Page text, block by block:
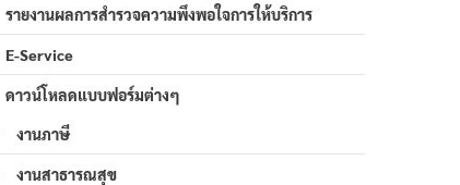
รายงานผลการสำรวจความพึงพอใจการให้บริการ
E-Service
ดาวน์โหลดแบบฟอร์มต่างๆ
งานภาษี
งานสาธารณสุข